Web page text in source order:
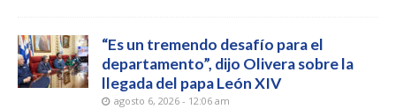
“Es un tremendo desafío para el
departamento”, dijo Olivera sobre la
llegada del papa León XIV
agosto 6, 2026 - 12:06 am